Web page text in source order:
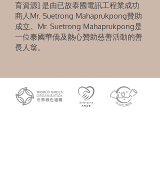
育資源] 是由已故泰國電訊工程業成功
商人Mr. Suetrong Mahaprukpong贊助
成立。Mr. Suetrong Mahaprukpong是
一位泰國華僑及熱心贊助慈善活動的善
長人翁。